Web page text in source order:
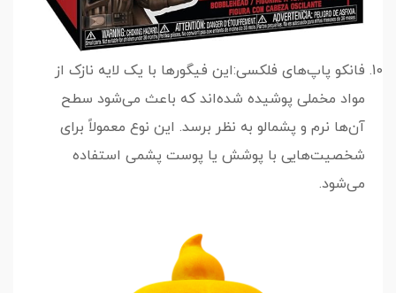
فانکو پاپ‌های فلکسی:این فیگورها با یک لایه نازک از
مواد مخملی پوشیده شده‌اند که باعث می‌شود سطح
آن‌ها نرم و پشمالو به نظر برسد. این نوع معمولاً برای
شخصیت‌هایی با پوشش یا پوست پشمی استفاده
می‌شود.